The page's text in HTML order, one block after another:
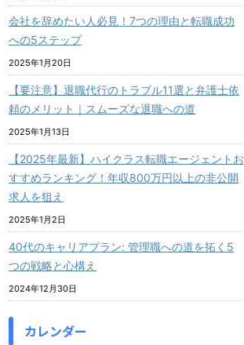
会社を辞めたい人必見！7つの理由と転職成功
への5ステップ
2025年1月20日
【要注意】退職代行のトラブル11選と弁護士依
頼のメリット｜スムーズな退職への道
2025年1月13日
【2025年最新】ハイクラス転職エージェントお
すすめランキング！年収800万円以上の非公開
求人を狙え
2025年1月2日
40代のキャリアプラン: 管理職への道を拓く5
つの戦略と心構え
2024年12月30日
カレンダー